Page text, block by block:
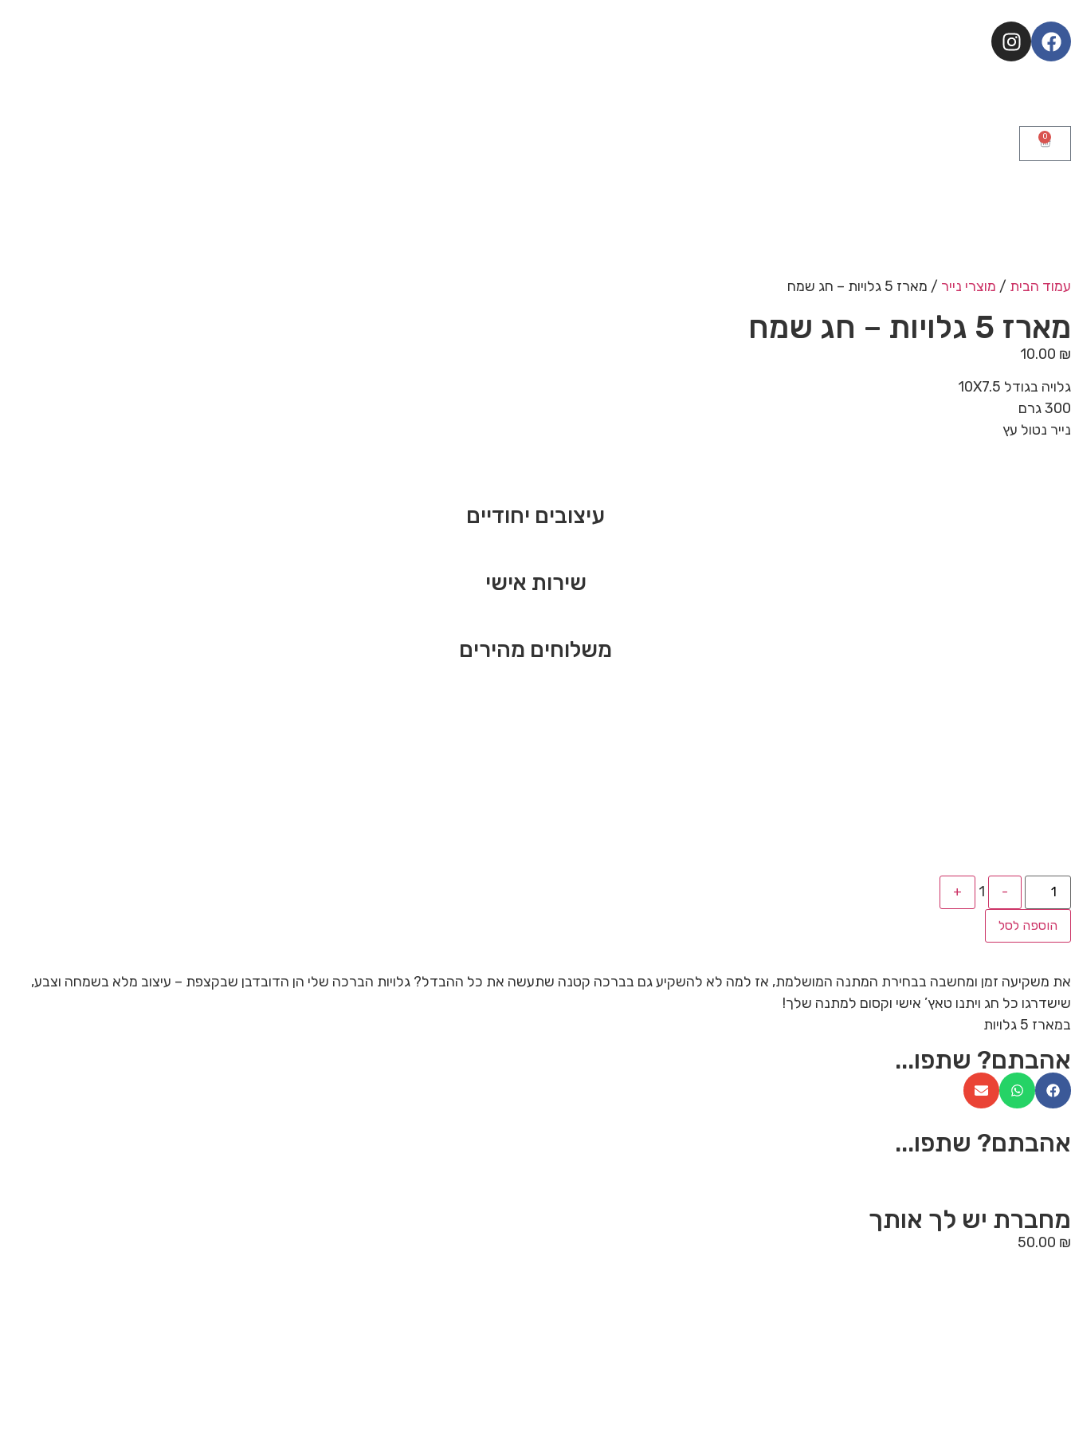
0
עמוד הבית / מוצרי נייר / מארז 5 גלויות – חג שמח
מארז 5 גלויות – חג שמח
10.00 ₪
גלויה בגודל 10X7.5
300 גרם
נייר נטול עץ
עיצובים יחודיים
שירות אישי
משלוחים מהירים
-
1
+
הוספה לסל
את משקיעה זמן ומחשבה בבחירת המתנה המושלמת, אז למה לא להשקיע גם בברכה קטנה שתעשה את כל ההבדל? גלויות הברכה שלי הן הדובדבן שבקצפת – עיצוב מלא בשמחה וצבע,
שישדרגו כל חג ויתנו טאץ’ אישי וקסום למתנה שלך!
במארז 5 גלויות
אהבתם? שתפו...
אהבתם? שתפו...
מחברת יש לך אותך
50.00 ₪